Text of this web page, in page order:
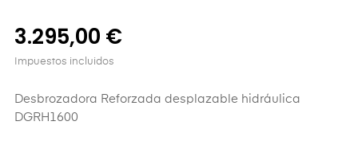
3.295,00 €
Impuestos incluidos
Desbrozadora Reforzada desplazable hidráulica
DGRH1600